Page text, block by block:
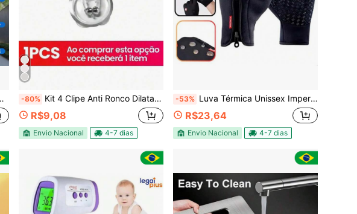
-80% Kit 4 Clipe Anti Ronco Dilatador Magnético para Apneia Respiração Melhorada
R$9,08
Envio Nacional 4-7 dias
-53% Luva Térmica Unissex Impermeável para Moto e Bike com Touch Antiderrapante
R$23,64
Envio Nacional 4-7 dias